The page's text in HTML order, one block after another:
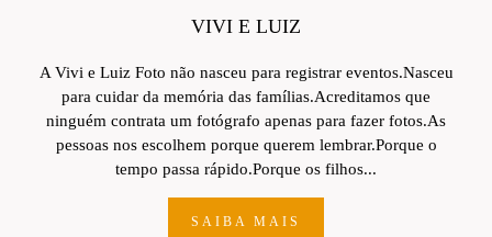
VIVI E LUIZ
A Vivi e Luiz Foto não nasceu para registrar eventos.Nasceu
para cuidar da memória das famílias.Acreditamos que
ninguém contrata um fotógrafo apenas para fazer fotos.As
pessoas nos escolhem porque querem lembrar.Porque o
tempo passa rápido.Porque os filhos...
SAIBA MAIS